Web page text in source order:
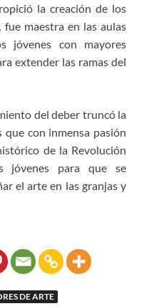
la creación de los
maestra en las aulas
jóvenes con mayores
extender las ramas del
del deber truncó la
que con inmensa pasión
de la Revolución
jóvenes para que se
el arte en las granjas y
DE ARTE